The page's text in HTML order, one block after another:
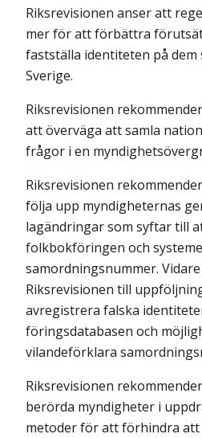
Riksrevisionen anser att
mer för att förbättra
fastställa identiteten på dem
Sverige.
Riksrevisionen
att överväga att samla
frågor i en
Riksrevisionen
följa upp myndigheternas
lagändringar som syftar till
folkbokföringen och
samordningsnummer.
Riksrevisionen till
avregistrera falska
föringsdatabasen och
vilandeförklara
Riksrevisionen
berörda myndigheter i
metoder för att förhindra